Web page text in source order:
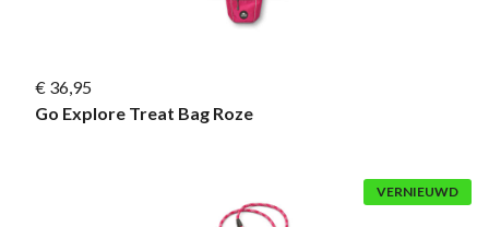
€ 36,95
Go Explore Treat Bag Roze
VERNIEUWD